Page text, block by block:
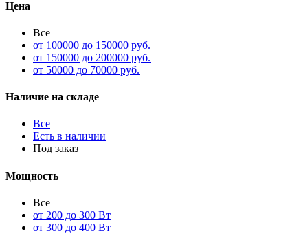
Цена
Все
от 100000 до 150000 руб.
от 150000 до 200000 руб.
от 50000 до 70000 руб.
Наличие на складе
Все
Есть в наличии
Под заказ
Мощность
Все
от 200 до 300 Вт
от 300 до 400 Вт